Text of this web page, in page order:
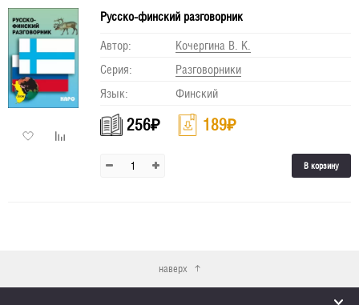
Русско-финский разговорник
Автор:
Кочергина В. К.
Серия:
Разговорники
Язык:
Финский
256₽ 189₽
В корзину
наверх